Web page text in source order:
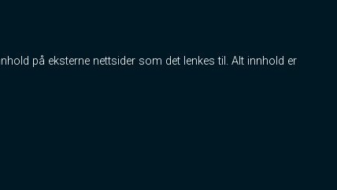
på eksterne nettsider som det lenkes til. Alt innhold er